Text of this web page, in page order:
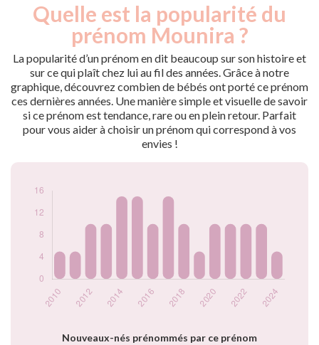
Quelle est la popularité du
prénom Mounira ?
La popularité d’un prénom en dit beaucoup sur son histoire et
sur ce qui plaît chez lui au fil des années. Grâce à notre
graphique, découvrez combien de bébés ont porté ce prénom
ces dernières années. Une manière simple et visuelle de savoir
si ce prénom est tendance, rare ou en plein retour. Parfait
pour vous aider à choisir un prénom qui correspond à vos
envies !
Nouveaux-nés prénommés par ce prénom
Popularité du
Année
Nouveaux-
nés
2010
5
2011
5
2012
10
2013
10
2014
15
2015
15
2019
2020
10